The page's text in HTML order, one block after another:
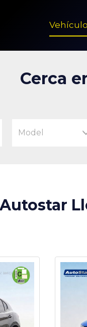
Cerca
Model